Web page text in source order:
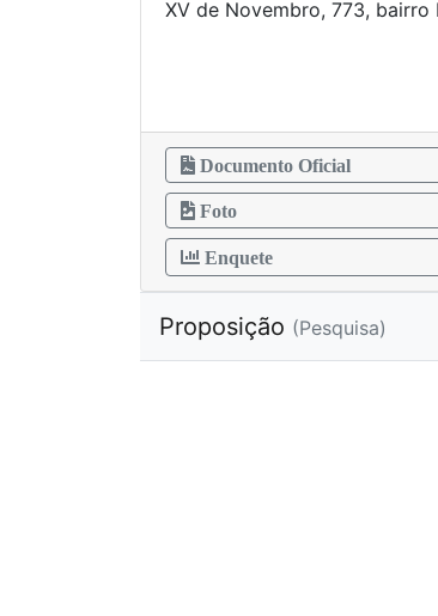
XV de Novembro,
Documento Oficial
Foto
Enquete
Proposição (Pesquisa)